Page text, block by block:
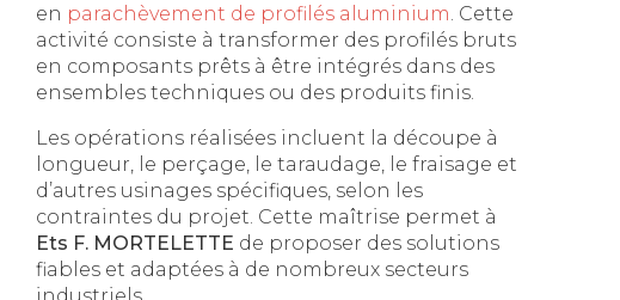
en parachèvement de profilés aluminium . Cette
activité consiste à transformer des profilés bruts
en composants prêts à être intégrés dans des
ensembles techniques ou des produits finis.
Les opérations réalisées incluent la découpe à
longueur, le perçage, le taraudage, le fraisage et
d’autres usinages spécifiques, selon les
contraintes du projet. Cette maîtrise permet à
Ets F. MORTELETTE de proposer des solutions
fiables et adaptées à de nombreux secteurs